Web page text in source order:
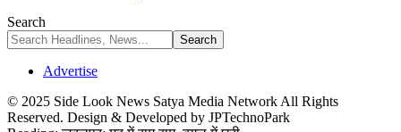
Search
Advertise
© 2025 Side Look News Satya Media Network All Rights
Reserved. Design & Developed by JPTechnoPark